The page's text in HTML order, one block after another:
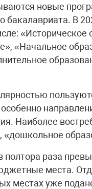
новые
бакалавриата. В
«Историческое
«Начальное
Наиболее
полтора раза
места.
местах уже